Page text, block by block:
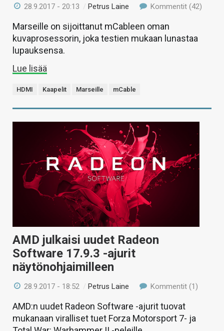
28.9.2017 - 20:13 /Petrus Laine Kommentit (42)
Marseille on sijoittanut mCableen oman
kuvaprosessorin, joka testien mukaan lunastaa
lupauksensa.
Lue lisää
HDMI Kaapelit Marseille mCable
AMD julkaisi uudet Radeon
Software 17.9.3 -ajurit
näytönohjaimilleen
28.9.2017 - 18:52 / Petrus Laine Kommentit (1)
AMD:n uudet Radeon Software -ajurit tuovat
mukanaan viralliset tuet Forza Motorsport 7- ja